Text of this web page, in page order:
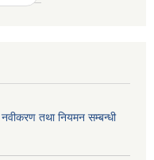
तथा नियमन सम्बन्धी